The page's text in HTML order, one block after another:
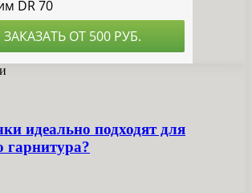
идеально подходят для
гарнитура?